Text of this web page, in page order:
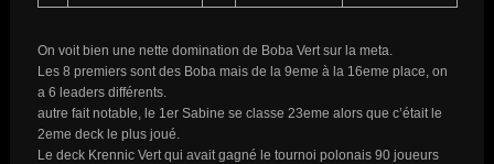
On voit bien une nette domination de Boba Vert sur la meta.
Les 8 premiers sont des Boba mais de la 9eme à la 16eme place, on
a 6 leaders différents.
autre fait notable, le 1er Sabine se classe 23eme alors que c’était le
2eme deck le plus joué.
Le deck Krennic Vert qui avait gagné le tournoi polonais 90 joueurs